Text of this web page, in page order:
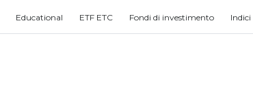
Educational ETF ETC Fondi di investimento Indici